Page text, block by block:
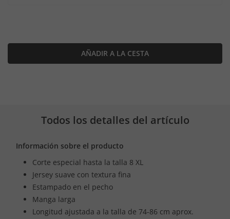
AÑADIR A LA CESTA
Todos los detalles del artículo
Información sobre el producto
Corte especial hasta la talla 8 XL
Jersey suave con textura fina
Estampado en el pecho
Manga larga
Longitud ajustada a la talla de 74-86 cm aprox.